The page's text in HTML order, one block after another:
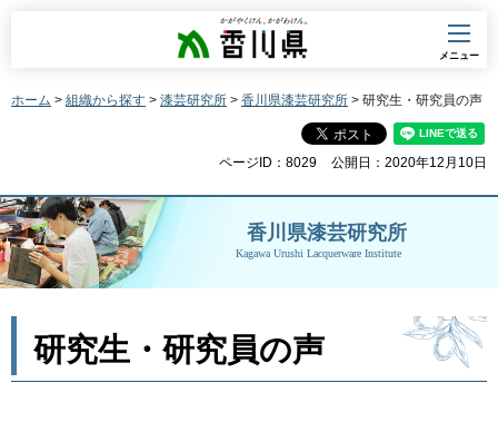
香川県
メニュー
ホーム > 組織から探す > 漆芸研究所 > 香川県漆芸研究所 > 研究生・研究員の声
ページID：8029 公開日：2020年12月10日
香川県漆芸研究所
Kagawa Urushi Lacquerware Institute
研究生・研究員の声